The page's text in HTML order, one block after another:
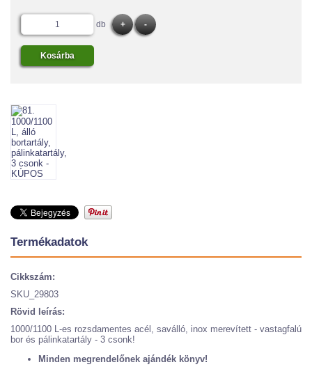
db
Termékadatok
Cikkszám:
SKU_29803
Rövid leírás:
1000/1100 L-es rozsdamentes acél, saválló, inox merevített - vastagfalú
bor és pálinkatartály - 3 csonk!
Minden megrendelőnek ajándék könyv!